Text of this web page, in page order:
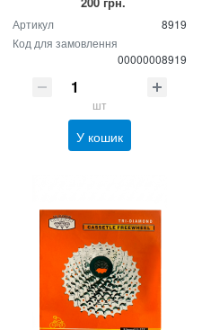
Артикул
8919
Код для замовлення
00000008919
шт
У кошик